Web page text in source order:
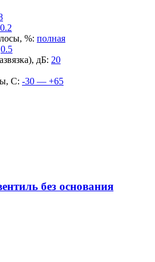
%: полная
0.5
дБ: 20
С: -30 — +65
без основания